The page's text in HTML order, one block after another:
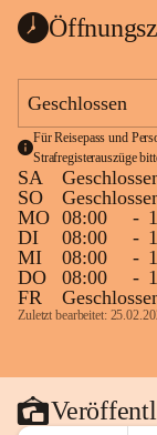
Geschlossen
Für Reisepass und
Strafregisterauszüge
SA
SO
MO 08:00 -
DI
08:00 -
MI
08:00 -
DO
08:00 -
FR
Zuletzt bearbeitet: